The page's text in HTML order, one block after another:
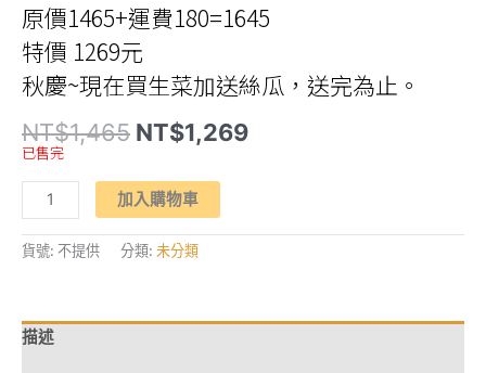
原價1465+運費180=1645
特價 1269元
秋慶~現在買生菜加送絲瓜，送完為止。
NT$1,465 原
始
格：
NT$1,465。
NT$1,269目
已售完
有
之
心-
綜
合
口
感
加入購物車
貨號: 不提供 分類: 未分類
描述